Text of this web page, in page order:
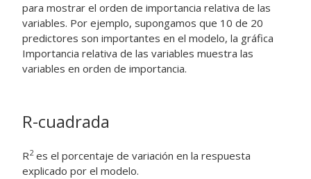
para mostrar el orden de importancia relativa de las
variables. Por ejemplo, supongamos que 10 de 20
predictores son importantes en el modelo, la gráfica
Importancia relativa de las variables muestra las
variables en orden de importancia.
R-cuadrada
R2es el porcentaje de variación en la respuesta
explicado por el modelo.